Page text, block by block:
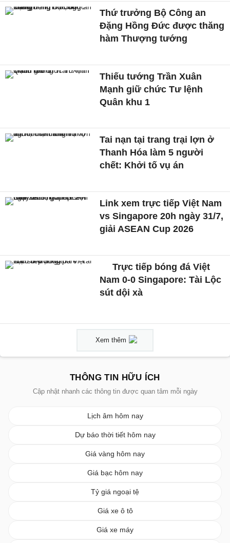
Thứ trưởng Bộ Công an
Đặng Hồng Đức được thăng
hàm Thượng tướng
Thiếu tướng Trần Xuân
Mạnh giữ chức Tư lệnh
Quân khu 1
Tai nạn tại trang trại lợn ở
Thanh Hóa làm 5 người
chết: Khởi tố vụ án
Link xem trực tiếp Việt Nam
vs Singapore 20h ngày 31/7,
giải ASEAN Cup 2026
Trực tiếp bóng đá Việt
Nam 0-0 Singapore: Tài Lộc
sút dội xà
Xem thêm
THÔNG TIN HỮU ÍCH
Cập nhật nhanh các thông tin được quan tâm mỗi ngày
Lịch âm hôm nay
Dự báo thời tiết hôm nay
Giá vàng hôm nay
Giá bạc hôm nay
Tỷ giá ngoại tệ
Giá xe ô tô
Giá xe máy